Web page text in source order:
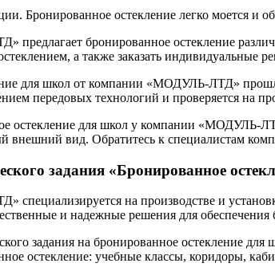
Бронированное остекление легко моется и
бронированное остекление
а также заказать индивидуальные
для школ от компании «МОДУЛЬ-ЛТД»
передовых технологий и проверяется на
остекление для школ у компании «МОДУЛЬ-
внешний вид. Обратитесь к специалистам
задания «Бронированное
на производстве и
и надежные решения для обеспечения
задания на бронированное остекление
остекление: учебные классы, коридоры,